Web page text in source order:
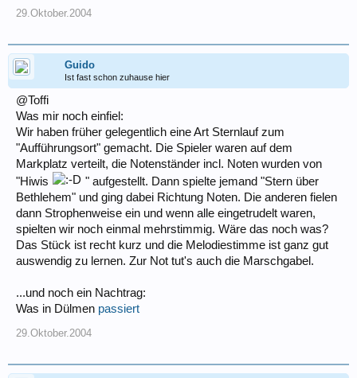
29.Oktober.2004
Guido
Ist fast schon zuhause hier
@Toffi
Was mir noch einfiel:
Wir haben früher gelegentlich eine Art Sternlauf zum
"Aufführungsort" gemacht. Die Spieler waren auf dem
Markplatz verteilt, die Notenständer incl. Noten wurden von
"Hiwis
" aufgestellt. Dann spielte jemand "Stern über
Bethlehem" und ging dabei Richtung Noten. Die anderen fielen
dann Strophenweise ein und wenn alle eingetrudelt waren,
spielten wir noch einmal mehrstimmig. Wäre das noch was?
Das Stück ist recht kurz und die Melodiestimme ist ganz gut
auswendig zu lernen. Zur Not tut's auch die Marschgabel.
...und noch ein Nachtrag:
Was in Dülmen passiert
29.Oktober.2004